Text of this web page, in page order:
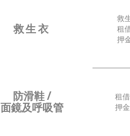
​救生衣
救
租
押
防滑鞋 /
面鏡及呼吸管
租
押